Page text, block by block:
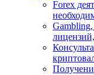
Forex